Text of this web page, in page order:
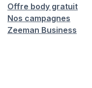
Offre body gratuit
Nos campagnes
Zeeman Business